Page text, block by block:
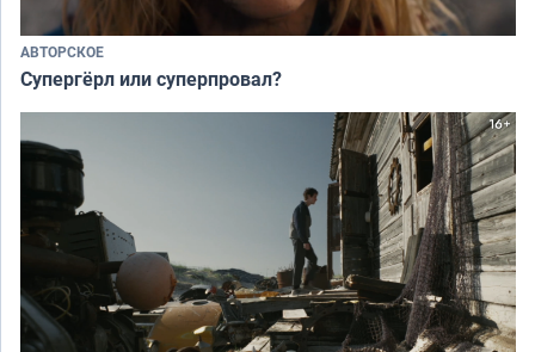
АВТОРСКОЕ
Супергёрл или суперпровал?